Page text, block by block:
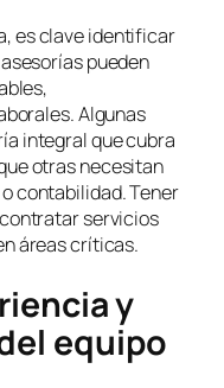
es clave identificar
pueden
Algunas
integral que cubra
otras necesitan
contabilidad. Tener
servicios
áreas críticas.
y
equipo